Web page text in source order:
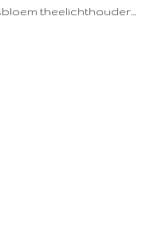
theelichthouder…